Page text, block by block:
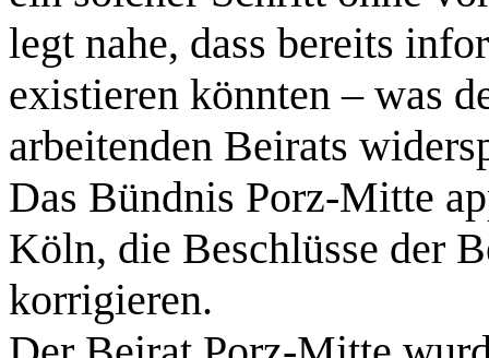
legt nahe, dass bereits
existieren könnten – was
arbeitenden Beirats
Das Bündnis Porz-Mitte
Köln, die Beschlüsse der
korrigieren.